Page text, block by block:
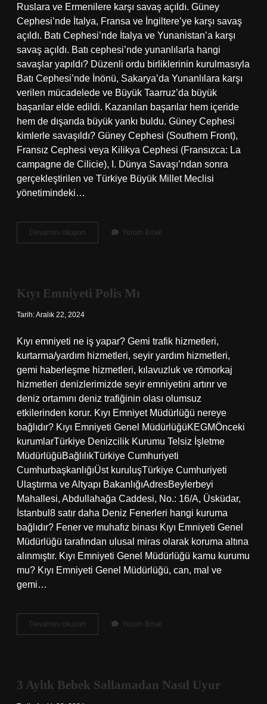
Ruslara ve Ermenilere karşı savaş açıldı. Güney
Cephesi’nde İtalya, Fransa ve İngiltere’ye karşı savaş
açıldı. Batı Cephesi’nde İtalya ve Yunanistan’a karşı
savaş açıldı. Batı cephesi’nde yunanlılarla hangi
savaşlar yapıldı? Düzenli ordu birliklerinin kurulmasıyla
Batı Cephesi’nde İnönü, Sakarya’da Yunanlılara karşı
verilen mücadelede ve Büyük Taarruz’da büyük
başarılar elde edildi. Kazanılan başarılar hem içeride
hem de dışarıda büyük yankı buldu. Güney Cephesi
kimlerle savaşıldı? Güney Cephesi (Southern Front),
Fransız Cephesi veya Kilikya Cephesi (Fransızca: La
campagne de Cilicie), I. Dünya Savaşı’ndan sonra
gerçekleştirilen ve Türkiye Büyük Millet Meclisi
yönetimindeki…
Devamını okuyun
Cephe
Yorum Bırak
Kıyı Emniyeti Polis Mı
Tarih: Aralık 22, 2024
Kıyı emniyeti ne iş yapar? Gemi trafik hizmetleri,
kurtarma/yardım hizmetleri, seyir yardım hizmetleri,
gemi haberleşme hizmetleri, kılavuzluk ve römorkaj
hizmetleri denizlerimizde seyir emniyetini artırır ve
deniz ortamını deniz trafiğinin olası olumsuz
etkilerinden korur. Kıyı Emniyet Müdürlüğü nereye
bağlıdır? Kıyı Emniyeti Genel MüdürlüğüKEGMÖnceki
kurumlarTürkiye Denizcilik Kurumu Telsiz İşletme
MüdürlüğüBağlılıkTürkiye Cumhuriyeti
CumhurbaşkanlığıÜst kuruluşTürkiye Cumhuriyeti
Ulaştırma ve Altyapı BakanlığıAdresBeylerbeyi
Mahallesi, Abdullahağa Caddesi, No.: 16/A, Üsküdar,
İstanbul8 satır daha Deniz Fenerleri hangi kuruma
bağlıdır? Fener ve muhafız binası Kıyı Emniyeti Genel
Müdürlüğü tarafından ulusal miras olarak koruma altına
alınmıştır. Kıyı Emniyeti Genel Müdürlüğü kamu kurumu
mu? Kıyı Emniyeti Genel Müdürlüğü, can, mal ve
gemi…
Devamını okuyun
Emniyeti
Yorum Bırak
3 Aylık Bebek Sallamadan Nasıl Uyur